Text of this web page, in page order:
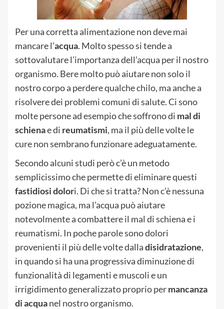
Per una corretta alimentazione non deve mai
mancare l’acqua. Molto spesso si tende a
sottovalutare l’importanza dell’acqua per il nostro
organismo. Bere molto può aiutare non solo il
nostro corpo a perdere qualche chilo, ma anche a
risolvere dei problemi comuni di salute. Ci sono
molte persone ad esempio che soffrono di mal di
schienae di reumatismi, ma il più delle volte le
cure non sembrano funzionare adeguatamente.
Secondo alcuni studi però c’è un metodo
semplicissimo che permette di eliminare questi
fastidiosi dolori. Di che si tratta? Non c’è nessuna
pozione magica, ma l’acqua può aiutare
notevolmente a combattere il mal di schiena e i
reumatismi. In poche parole sono dolori
provenienti il più delle volte dalladisidratazione,
in quando si ha una progressiva diminuzione di
funzionalità di legamenti e muscoli e un
irrigidimento generalizzato proprio permancanza
di acquanel nostro organismo.